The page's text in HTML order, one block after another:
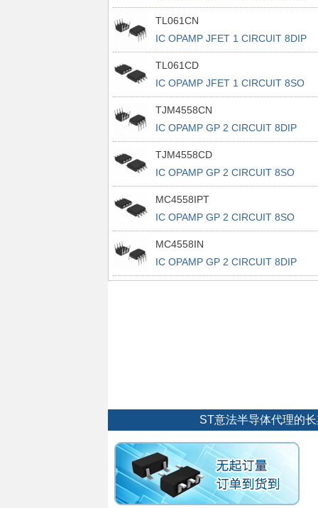
TL061CN
IC OPAMP JFET 1 CIRCUIT 8DIP
TL061CD
IC OPAMP JFET 1 CIRCUIT 8SO
TJM4558CN
IC OPAMP GP 2 CIRCUIT 8DIP
TJM4558CD
IC OPAMP GP 2 CIRCUIT 8SO
MC4558IPT
IC OPAMP GP 2 CIRCUIT 8SO
MC4558IN
IC OPAMP GP 2 CIRCUIT 8DIP
ST意法半导体代理的